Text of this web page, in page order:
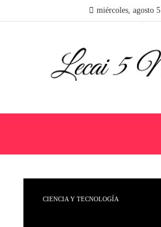
miércoles, agosto 5
CIENCIA Y TECNOLOGÍA